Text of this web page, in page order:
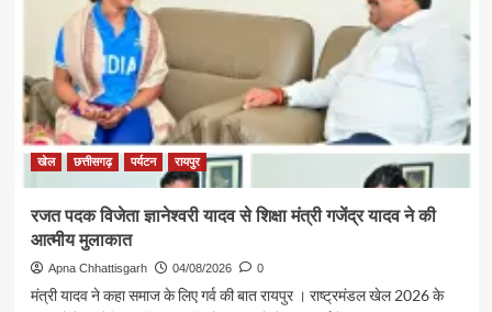
श्री
राजेश
अग्रवाल
की
पहल
से
सरगुजा
संभाग
श्रद्धालु
भारत
गौरव
से
खेल छत्तीसगढ़ पर्यटन रायपुर
रजत पदक विजेता ज्ञानेश्वरी यादव से शिक्षा मंत्री गजेंद्र यादव ने की
आत्मीय मुलाकात
Apna Chhattisgarh 04/08/2026 0
मंत्री यादव ने कहा समाज के लिए गर्व की बात रायपुर । राष्ट्रमंडल खेल 2026 के